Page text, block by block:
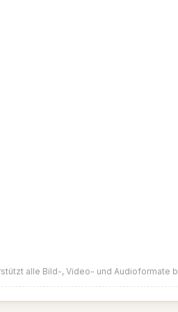
alle Bild-, Video- und Audioformate